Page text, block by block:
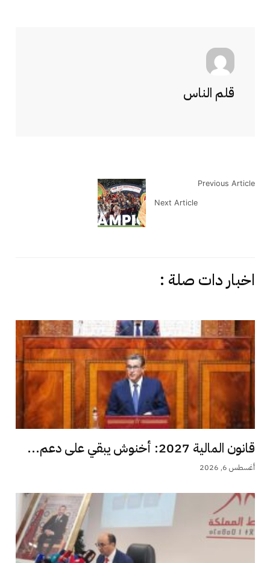
قلم الناس
Previous Article
Next Article
اخبار دات صلة :
قانون المالية 2027: أخنوش يبقي على دعم...
أغسطس 6, 2026